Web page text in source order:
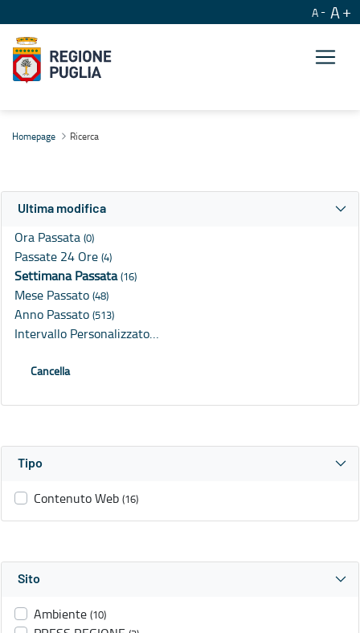
A A
Homepage Ricerca
Ultima modifica
Ora Passata (0)
Passate 24 Ore (4)
Settimana Passata(16)
Mese Passato (48)
Anno Passato (513)
Intervallo Personalizzato…
Cancella
Tipo
Contenuto Web (16)
Sito
Ambiente (10)